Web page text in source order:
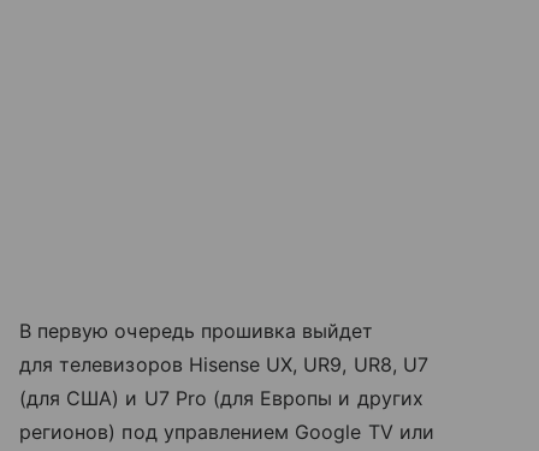
В первую очередь прошивка выйдет
для телевизоров Hisense UX, UR9, UR8, U7
(для США) и U7 Pro (для Европы и других
регионов) под управлением Google TV или